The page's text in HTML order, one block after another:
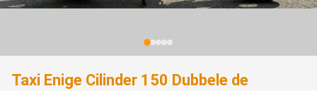
Taxi Enige Cilinder 150 Dubbele de